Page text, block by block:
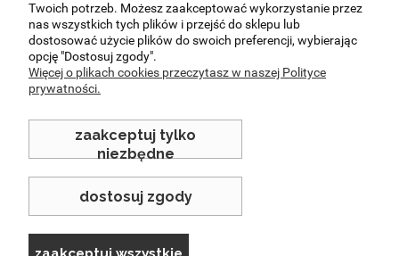
Specjalnie dla Was
Poznaj nasze nowości i promocje
sprawdź
Twoich potrzeb. Możesz zaakceptować wykorzystanie przez
nas wszystkich tych plików i przejść do sklepu lub
dostosować użycie plików do swoich preferencji, wybierając
opcję "Dostosuj zgody".
Więcej o plikach cookies przeczytasz w naszej Polityce
prywatności.
zaakceptuj tylko
niezbędne
dostosuj zgody